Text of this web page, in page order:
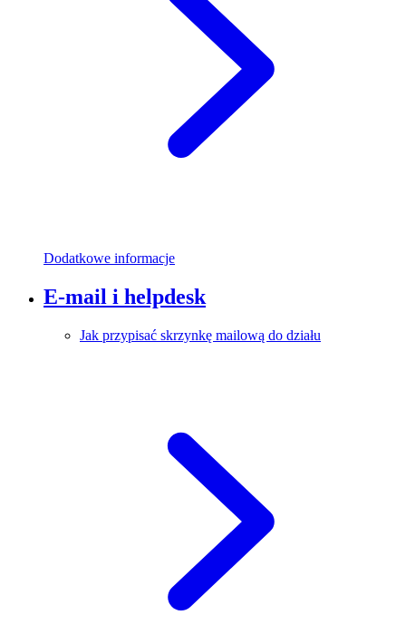
Dodatkowe informacje
E-mail i helpdesk
Jak przypisać skrzynkę mailową do działu